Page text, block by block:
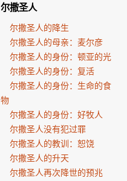
尔撒圣人
尔撒圣人的降生
尔撒圣人的母亲：麦尔彦
尔撒圣人的身份：顿亚的光
尔撒圣人的身份：复活
尔撒圣人的身份：生命的食
物
尔撒圣人的身份：好牧人
尔撒圣人没有犯过罪
尔撒圣人的教训：恕饶
尔撒圣人的升天
尔撒圣人再次降世的预兆